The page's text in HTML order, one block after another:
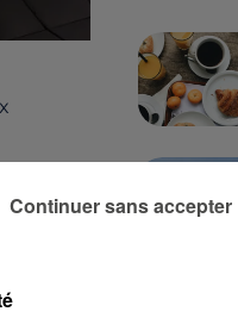
Continuer sans accepter